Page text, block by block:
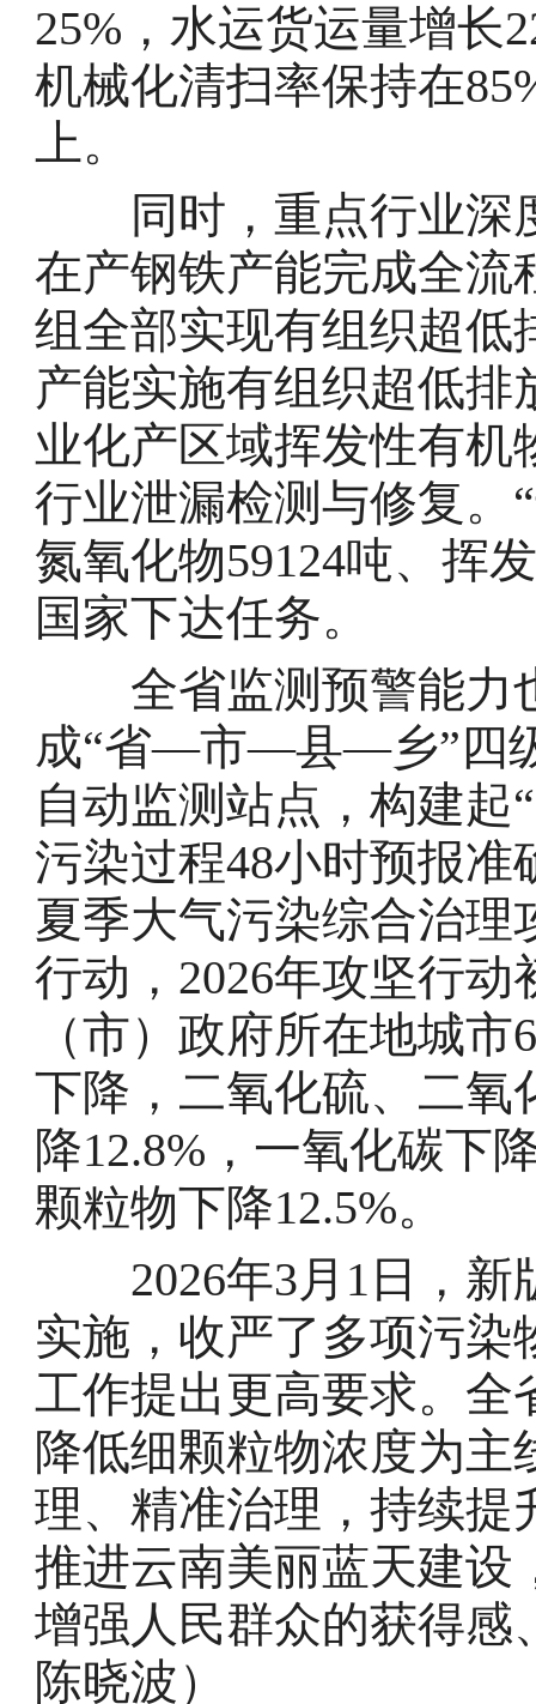
25%，水运货运量增长
机械化清扫率保持在
上。
同时，重点行业深
在产钢铁产能完成全流
组全部实现有组织超低
产能实施有组织超低排
业化产区域挥发性有机
行业泄漏检测与修复。
氮氧化物59124吨、挥
国家下达任务。
全省监测预警能力
成“省—市—县—乡”四
自动监测站点，构建起
污染过程48小时预报
夏季大气污染综合治
行动，2026年攻坚行
（市）政府所在地城
下降，二氧化硫、二氧
降12.8%，一氧化碳下
颗粒物下降12.5%。
2026年3月1日，新
实施，收严了多项污
工作提出更高要求。全
降低细颗粒物浓度为
理、精准治理，持续提
推进云南美丽蓝天建设
增强人民群众的获得感
陈晓波）